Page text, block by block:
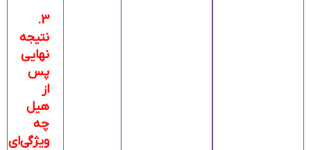
3.
نتیجه
نهایی
پس
از
هیل
چه
ویژگی‌ای